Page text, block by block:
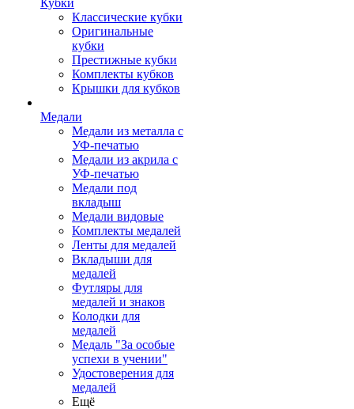
Кубки
Классические кубки
Оригинальные
кубки
Престижные кубки
Комплекты кубков
Крышки для кубков
Медали
Медали из металла с
УФ-печатью
Медали из акрила с
УФ-печатью
Медали под
вкладыш
Медали видовые
Комплекты медалей
Ленты для медалей
Вкладыши для
медалей
Футляры для
медалей и знаков
Колодки для
медалей
Медаль "За особые
успехи в учении"
Удостоверения для
медалей
Ещё